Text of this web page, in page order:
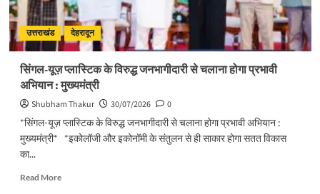
सचिव
उत्तराखंड देहरादून
सिंगल-यूज़ प्लास्टिक के विरुद्ध जनभागीदारी से चलाना होगा प्रभावी
अभियान : मुख्यमंत्री
Shubham Thakur 30/07/2026
0
*सिंगल-यूज़ प्लास्टिक के विरुद्ध जनभागीदारी से चलाना होगा प्रभावी अभियान :
मुख्यमंत्री* *इकोलॉजी और इकोनॉमी के संतुलन से ही साकार होगा सतत विकास
का...
Read MoreRead